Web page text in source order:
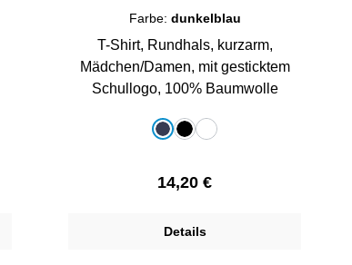
Farbe: dunkelblau
T-Shirt, Rundhals, kurzarm,
Mädchen/Damen, mit gesticktem
Schullogo, 100% Baumwolle
auswählen
dunkelblau
schwarz
weiß
Regulärer Preis:
14,20 €
Details